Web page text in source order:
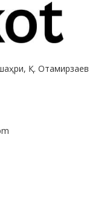
Қ. Отамирзаев